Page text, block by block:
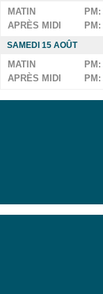
MATIN PM:
APRÈS MIDI
PM:
SAMEDI 15 AOÛT
MATIN PM:
APRÈS MIDI
PM: